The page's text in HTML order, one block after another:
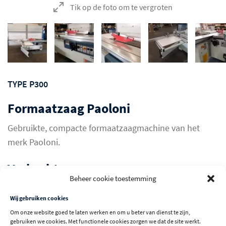
Beheer cookie toestemming
Wij gebruiken cookies
Om onze website goed te laten werken en om u beter van dienst te zijn,
gebruiken we cookies. Met functionele cookies zorgen we dat de site werkt.
Tik op de foto om te vergroten
TYPE P300
Formaatzaag Paoloni
Gebruikte, compacte formaatzaagmachine van het
merk Paoloni.
Verkocht
ANDERE GEBRUIKTE MACHINES